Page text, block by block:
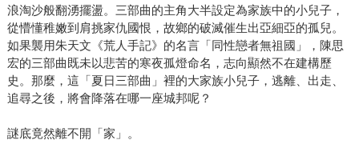
浪淘沙般翻湧擺盪。三部曲的主角大半設定為家族中的小兒子，
從懵懂稚嫩到肩挑家仇國恨，故鄉的破滅催生出亞細亞的孤兒。
如果襲用朱天文《荒人手記》的名言「同性戀者無祖國」，陳思
宏的三部曲既未以悲苦的寒夜孤燈命名，志向顯然不在建構歷
史。那麼，這「夏日三部曲」裡的大家族小兒子，逃離、出走、
追尋之後，將會降落在哪一座城邦呢？
謎底竟然離不開「家」。